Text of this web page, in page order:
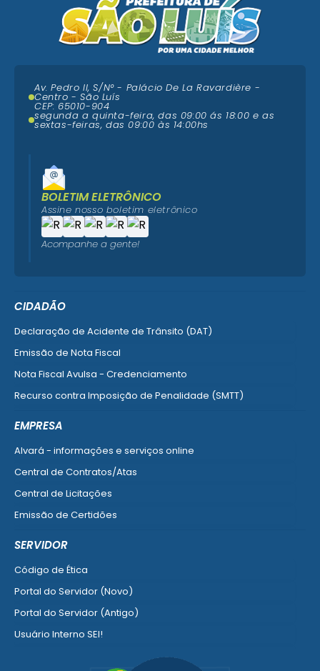
CIDADÃO
Declaração de Acidente de Trânsito (DAT)
Emissão de Nota Fiscal
Nota Fiscal Avulsa - Credenciamento
Recurso contra Imposição de Penalidade (SMTT)
EMPRESA
Alvará - informações e serviços online
Central de Contratos/Atas
Central de Licitações
Emissão de Certidões
SERVIDOR
Código de Ética
Portal do Servidor (Novo)
Portal do Servidor (Antigo)
Usuário Interno SEI!
Av. Pedro II, S/N° - Palácio De La Ravardière -
Centro - São Luís
CEP: 65010-904
segunda a quinta-feira, das 09:00 ás 18:00 e as
sextas-feiras, das 09:00 às 14:00hs
BOLETIM ELETRÔNICO
Assine nosso boletim eletrônico
Acompanhe a gente!